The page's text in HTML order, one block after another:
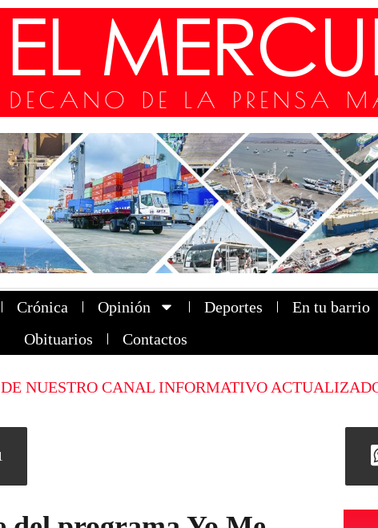
Crónica Opinión Deportes En tu barrio
Obituarios
Contactos
NUESTRO CANAL INFORMATIVO